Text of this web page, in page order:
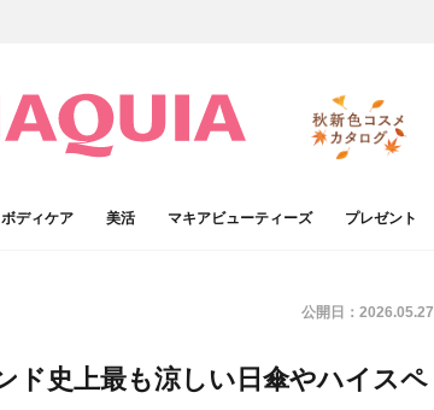
ボディケア 美活 マキアビューティーズ プレゼント
公開日： 2026.05.27
ド史上最も涼しい日傘やハイスペ